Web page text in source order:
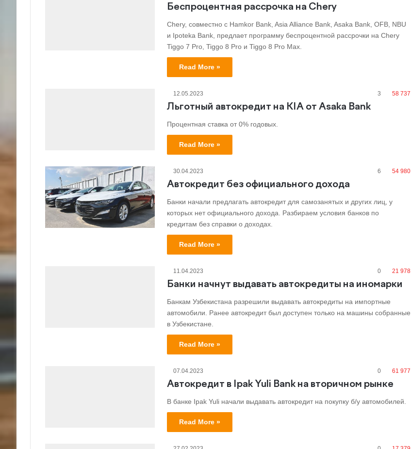
Беспроцентная рассрочка на Chery
Chery, совместно с Hamkor Bank, Asia Alliance Bank, Asaka Bank, OFB, NBU
и Ipoteka Bank, предлает программу беспроцентной рассрочки на Chery
Tiggo 7 Pro, Tiggo 8 Pro и Tiggo 8 Pro Max.
Read More »
12.05.2023 3 58 737
Льготный автокредит на KIA от Asaka Bank
Процентная ставка от 0% годовых.
Read More »
30.04.2023 6 54 980
Автокредит без официального дохода
Банки начали предлагать автокредит для самозанятых и других лиц, у
которых нет официального дохода. Разбираем условия банков по
кредитам без справки о доходах.
Read More »
11.04.2023 0 21 978
Банки начнут выдавать автокредиты на иномарки
Банкам Узбекистана разрешили выдавать автокредиты на импортные
автомобили. Ранее автокредит был доступен только на машины собранные
в Узбекистане.
Read More »
07.04.2023 0 61 977
Автокредит в Ipak Yuli Bank на вторичном рынке
В банке Ipak Yuli начали выдавать автокредит на покупку б/у автомобилей.
Read More »